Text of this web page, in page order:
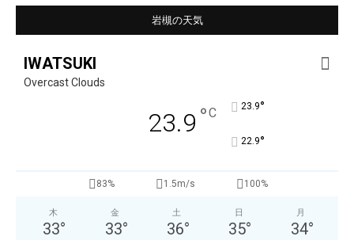
岩槻の天気
IWATSUKI
Overcast Clouds
23.9 °C 23.9°
22.9°
83% 1.5m/s 100%
木
33°
金
33°
土
36°
日
35°
月
34°